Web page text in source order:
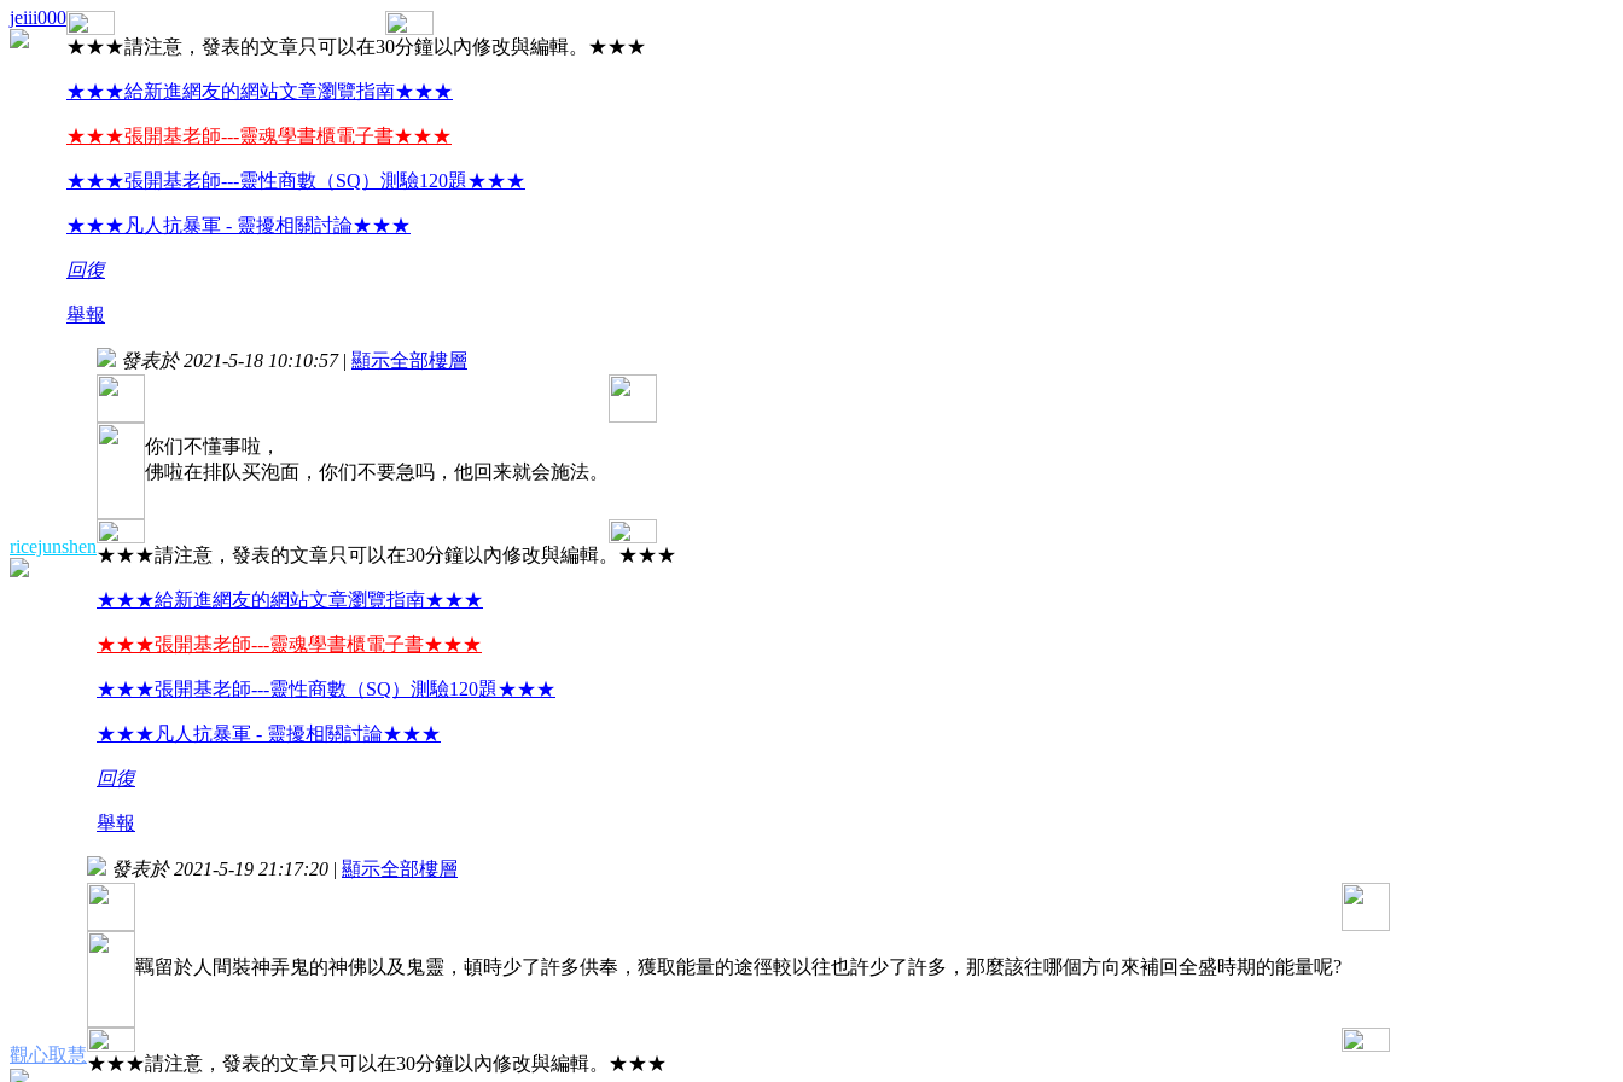
jeiii000
★★★請注意，發表的文章只可以在30分鐘以內修改與編輯。★★★
★★★給新進網友的網站文章瀏覽指南★★★
★★★張開基老師---靈魂學書櫃電子書★★★
★★★張開基老師---靈性商數（SQ）測驗120題★★★
★★★凡人抗暴軍 - 靈擾相關討論★★★
回復
舉報
ricejunshen
發表於 2021-5-18 10:10:57 | 顯示全部樓層
你们不懂事啦，
佛啦在排队买泡面，你们不要急吗，他回来就会施法。
★★★請注意，發表的文章只可以在30分鐘以內修改與編輯。★★★
★★★給新進網友的網站文章瀏覽指南★★★
★★★張開基老師---靈魂學書櫃電子書★★★
★★★張開基老師---靈性商數（SQ）測驗120題★★★
★★★凡人抗暴軍 - 靈擾相關討論★★★
回復
舉報
觀心取慧
發表於 2021-5-19 21:17:20 | 顯示全部樓層
羈留於人間裝神弄鬼的神佛以及鬼靈，頓時少了許多供奉，獲取能量的途徑較以往也許少了許多，那麼該往哪個方向來補回全盛時期的能量呢?
★★★請注意，發表的文章只可以在30分鐘以內修改與編輯。★★★